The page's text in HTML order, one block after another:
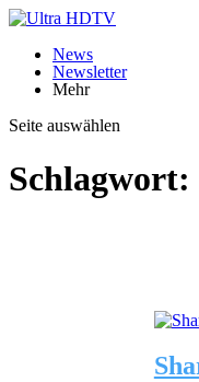
News
Newsletter
Mehr
Seite auswählen
Schlagwort: